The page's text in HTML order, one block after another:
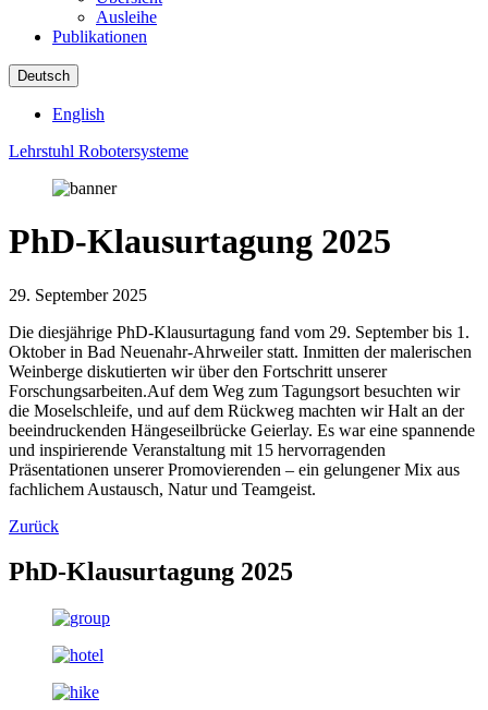
Ausleihe
Publikationen
Deutsch
English
Lehrstuhl Robotersysteme
PhD-Klausurtagung 2025
29. September 2025
Die diesjährige PhD-Klausurtagung fand vom 29. September bis 1.
Oktober in Bad Neuenahr-Ahrweiler statt. Inmitten der malerischen
Weinberge diskutierten wir über den Fortschritt unserer
Forschungsarbeiten.Auf dem Weg zum Tagungsort besuchten wir
die Moselschleife, und auf dem Rückweg machten wir Halt an der
beeindruckenden Hängeseilbrücke Geierlay. Es war eine spannende
und inspirierende Veranstaltung mit 15 hervorragenden
Präsentationen unserer Promovierenden – ein gelungener Mix aus
fachlichem Austausch, Natur und Teamgeist.
Zurück
PhD-Klausurtagung 2025